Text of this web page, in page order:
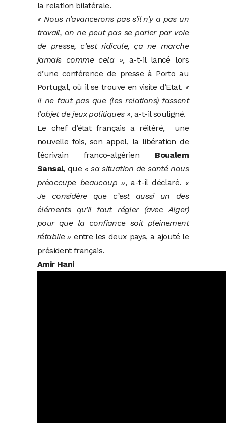
la relation bilatérale.
« Nous n’avancerons pas s’il n’y a pas un
travail, on ne peut pas se parler par voie
de presse, c’est ridicule, ça ne marche
jamais comme cela », a-t-il lancé lors
d’une conférence de presse à Porto au
Portugal, où il se trouve en visite d’Etat. «
Il ne faut pas que (les relations) fassent
l’objet de jeux politiques », a-t-il souligné.
Le chef d’état français a réitéré, une
nouvelle fois, son appel, la libération de
l’écrivain franco-algérien Boualem
Sansal, que « sa situation de santénous
préoccupe beaucoup », a-t-il déclaré. «
Je considère que c’est aussi un des
éléments qu’il faut régler (avec Alger)
pour que la confiance soit pleinement
rétablie » entre les deux pays, a ajouté le
président français.
Amir Hani